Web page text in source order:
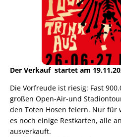
Der Verkauf startet am
Die Vorfreude ist riesig: Fast
großen Open-Air-und
den Toten Hosen feiern. Nur für
es noch einige Restkarten, alle
ausverkauft.